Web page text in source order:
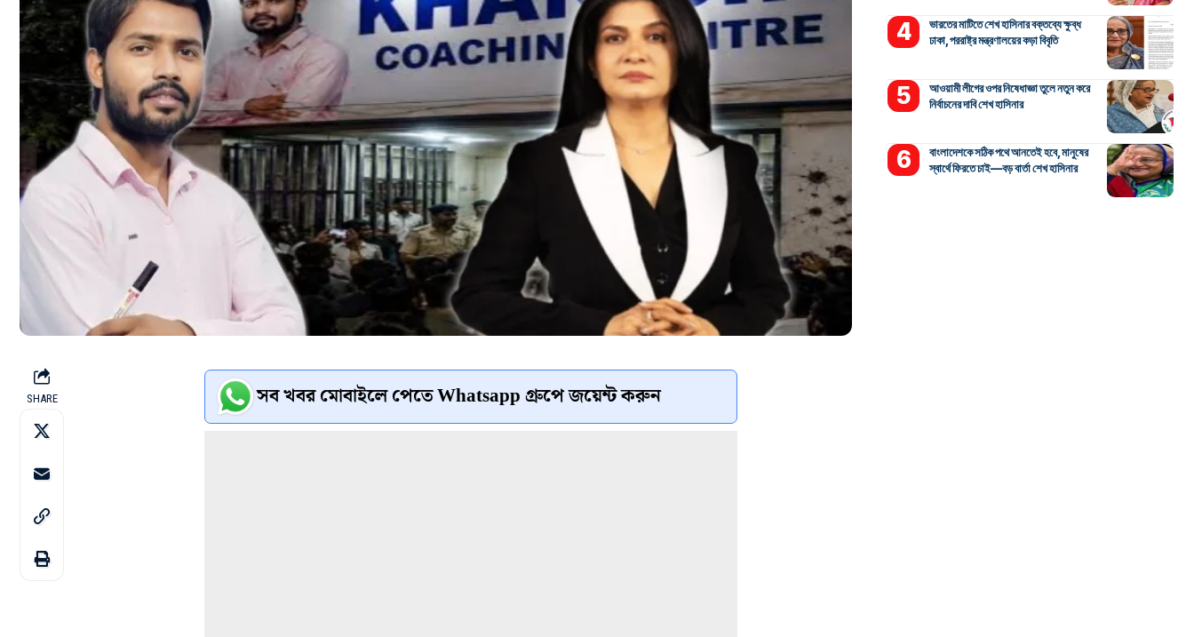
SHARE সব খবর মোবাইলে পেতে Whatsapp গ্রুপে জয়েন্ট করুন
ভারতের মাটিতে শেখ হাসিনার বক্তব্যে ক্ষুব্ধ
ঢাকা, পররাষ্ট্র মন্ত্রণালয়ের কড়া বিবৃতি
আওয়ামী লীগের ওপর নিষেধাজ্ঞা তুলে নতুন করে
নির্বাচনের দাবি শেখ হাসিনার
বাংলাদেশকে সঠিক পথে আনতেই হবে, মানুষের
স্বার্থে ফিরতে চাই—বড় বার্তা শেখ হাসিনার